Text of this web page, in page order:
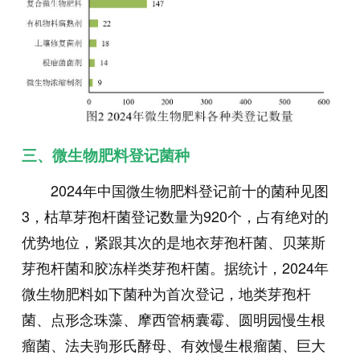
三、微生物肥料登记菌种
2024年中国微生物肥料登记前十的菌种见图
3，枯草芽孢杆菌登记数量为920个，占有绝对的
优势地位，紧跟其次的是地衣芽孢杆菌、贝莱斯
芽孢杆菌和胶冻样类芽孢杆菌。据统计，2024年
微生物肥料如下菌种为首次登记，地类芽孢杆
菌、点形念珠藻、摩西管柄囊霉、圆明园慢生根
瘤菌、法夫驹形氏酵母、有效慢生根瘤菌、巨大